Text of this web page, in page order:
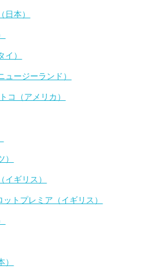
日本）
イ）
ュージーランド）
コ（アメリカ）
イギリス）
トプレミア（イギリス）
）